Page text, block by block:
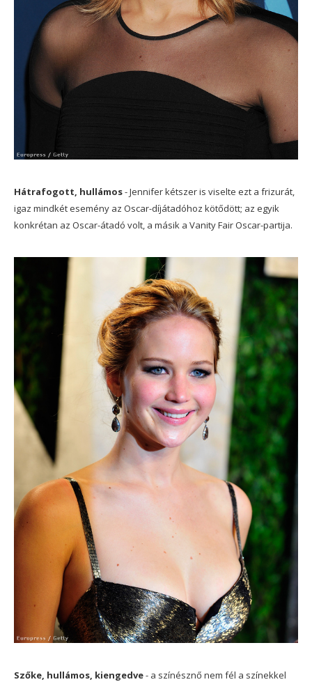
Hátrafogott, hullámos- Jennifer kétszer is viselte ezt a frizurát,
igaz mindkét esemény az Oscar-díjátadóhoz kötődött; az egyik
konkrétan az Oscar-átadó volt, a másik a Vanity Fair Oscar-partija.
Szőke, hullámos, kiengedve- a színésznő nem fél a színekkel